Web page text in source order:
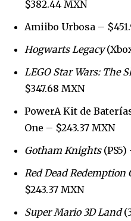
Únete a
suscriptores y
conversación.
Para suscribirte, solo escribe
y da click en el botón de
respetamos tu privacidad y
$382.44 MXN
Amiibo Urbosa –
Hogwarts Legacy
LEGO Star Wars: The
$347.68 MXN
PowerA Kit de
One – $243.37 MXN
Gotham Knights(PS5)
Red Dead Redemption
$243.37 MXN
Super Mario 3D Land